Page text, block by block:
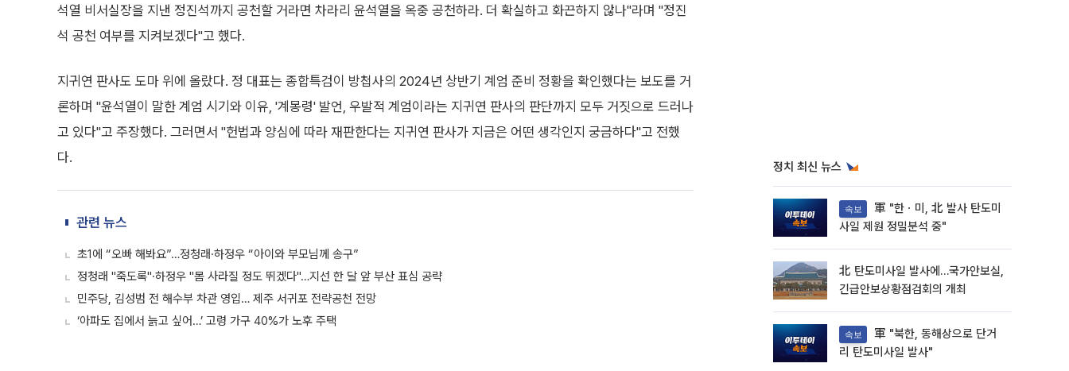
석열 비서실장을 지낸 정진석까지 공천할 거라면 차라리 윤석열을 옥중 공천하라. 더 확실하고 화끈하지 않나"라며 "정진
석 공천 여부를 지켜보겠다"고 했다.
지귀연 판사도 도마 위에 올랐다. 정 대표는 종합특검이 방첩사의 2024년 상반기 계엄 준비 정황을 확인했다는 보도를 거
론하며 "윤석열이 말한 계엄 시기와 이유, '계몽령' 발언, 우발적 계엄이라는 지귀연 판사의 판단까지 모두 거짓으로 드러나
고 있다"고 주장했다. 그러면서 "헌법과 양심에 따라 재판한다는 지귀연 판사가 지금은 어떤 생각인지 궁금하다"고 전했
다.
관련 뉴스
초1에 “오빠 해봐요”…정청래·하정우 “아이와 부모님께 송구”
정청래 "죽도록"·하정우 "몸 사라질 정도 뛰겠다"…지선 한 달 앞 부산 표심 공략
민주당, 김성범 전 해수부 차관 영입… 제주 서귀포 전략공천 전망
‘아파도 집에서 늙고 싶어…’ 고령 가구 40%가 노후 주택
정치 최신 뉴스
속보
사일 제원 정밀분석 중"
北 탄도미사일 발사에…국가안보실,
긴급안보상황점검회의 개최
속보
리 탄도미사일 발사"